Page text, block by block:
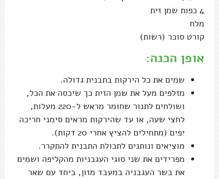
4 כפות שמן זית
מלח
קורט סוכר (רשות)
אופן הכנה:
שמים את כל הירקות בתבנית גדולה.
מזלפים מעל את שמן הזית כך שיכסה את הכל,
ושולחים לתנור שחומר מראש ל-220 מעלות,
לחצי שעה, או עד שהירקות מראים סימני חריכה
יפים (מתחילים להציץ אחרי 20 דקות).
מוציאים ונותנים לתכולת התבנית להתקרר.
מפרידים את שני סוגי העגבניות מהקליפה ושמים
את בשר העגבניה במעבד מזון, ביחד עם שאר